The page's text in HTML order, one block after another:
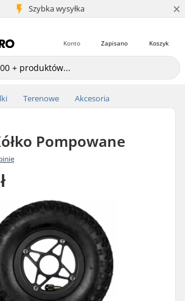
Szybka wysyłka
5+ mln klientów ×
Koszyk
Zapisano
Konto
Terenowe Akcesoria
Pompowane